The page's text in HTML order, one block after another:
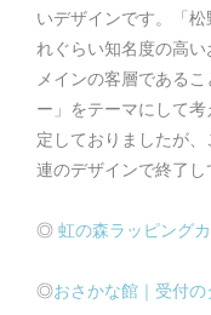
いデザインです。「
れぐらい知名度の高
メインの客層である
ー」をテーマにして
定しておりましたが
連のデザインで終了し
◎ 虹の森ラッピング
◎おさかな館｜受付の